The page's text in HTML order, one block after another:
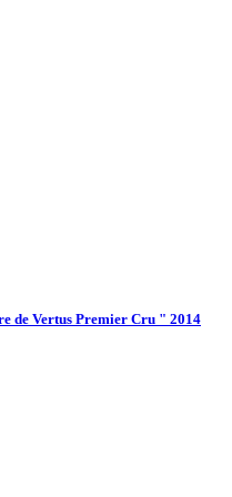
de Vertus Premier Cru " 2014